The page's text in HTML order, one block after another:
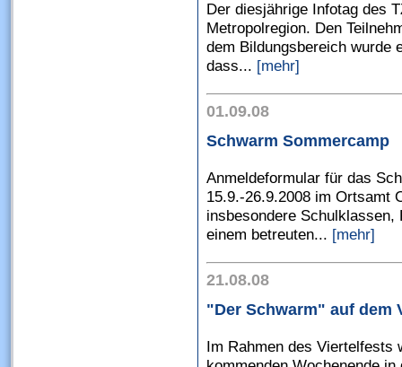
Der diesjährige Infotag des
Metropolregion. Den
dem Bildungsbereich wurde
dass... [mehr]
01.09.08
Schwarm Sommercamp
Anmeldeformular für das
15.9.-26.9.2008 im Ortsamt
insbesondere Schulklassen,
einem betreuten... [mehr]
21.08.08
"Der Schwarm" auf dem
Im Rahmen des Viertelfests